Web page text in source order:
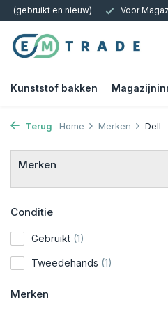
(gebruikt en nieuw) Voor
Kunststof bakken
Terug Home Merken Dell
Merken
Conditie
Gebruikt (1)
Tweedehands (1)
Merken